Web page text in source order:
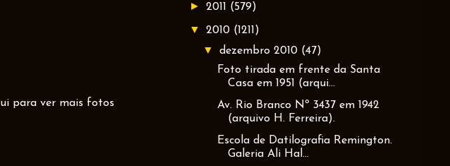
para ver mais fotos
► 2011 (579)
▼ 2010 (1211)
▼dezembro 2010 (47)
Foto tirada em frente da Santa
Casa em 1951 (arqui...
Av. Rio Branco Nº 3437 em 1942
(arquivo H. Ferreira).
Escola de Datilografia Remington.
Galeria Ali Hal...